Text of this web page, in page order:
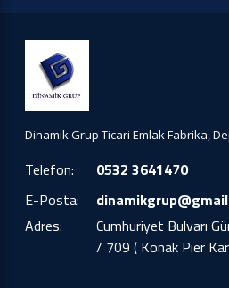
Dinamik Grup Ticari Emlak Fabrika,
Telefon:
0532 3641470
E-Posta:
Adres:
Cumhuriyet Bulvarı
/ 709 ( Konak Pier